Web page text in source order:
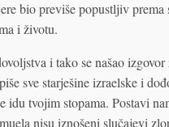
bio previše popustljiv prema
i životu.
i tako se našao izgovor
sve starješine izraelske i
idu tvojim stopama. Postavi
nisu iznošeni slučajevi